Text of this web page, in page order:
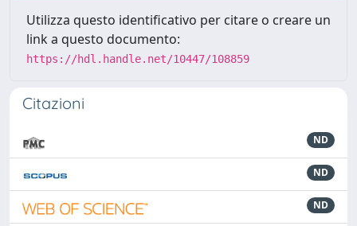
Utilizza questo identificativo per citare o creare un
link a questo documento:
https://hdl.handle.net/10447/108859
Citazioni
ND
ND
ND